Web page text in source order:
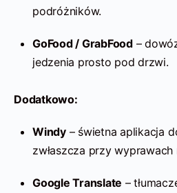
podróżników.
GoFood / GrabFood–
jedzenia prosto pod drzwi.
Dodatkowo:
Windy– świetna aplikacja
zwłaszcza przy wyprawach
Google Translate –